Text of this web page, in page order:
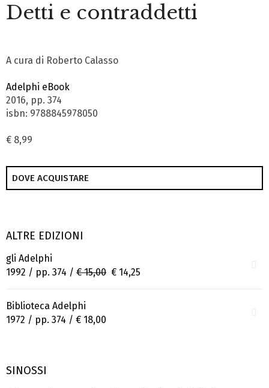
Detti e contraddetti
A cura di Roberto Calasso
Adelphi eBook
2016, pp. 374
isbn: 9788845978050
€ 8,99
DOVE ACQUISTARE
ALTRE EDIZIONI
gli Adelphi
1992 / pp. 374 / € 15,00 € 14,25
Biblioteca Adelphi
1972 / pp. 374 / € 18,00
SINOSSI